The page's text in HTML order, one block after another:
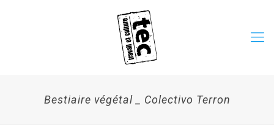
Bestiaire végétal _ Colectivo Terron